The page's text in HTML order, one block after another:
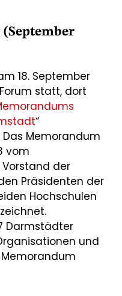
18. September
statt, dort
“
Memorandum
vom
der
Präsidenten der
Hochschulen
Darmstädter
und